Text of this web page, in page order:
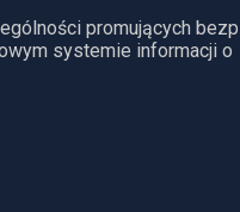
promujących
systemie informacji o